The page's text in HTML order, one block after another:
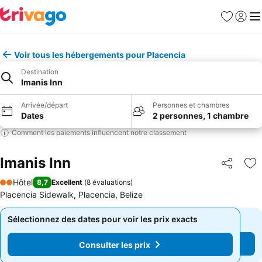
Favoris
Se
Voir tous les hébergements pour Placencia
Destination
Imanis Inn
Arrivée/départ
Dates
Personnes et chambres
2 personnes, 1 chambre
Comment les paiements influencent notre classement
Imanis Inn Partager
2 Étoiles
Hôtel 8,7 Excellent (8 évaluations)
Placencia Sidewalk, Placencia, Belize
Sélectionnez des dates pour voir les prix exacts
Consulter les prix
Sélectionnez des dates pour voir les prix exacts
Consulter les prix